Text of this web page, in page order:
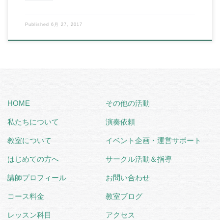
Published 6月 27, 2017
HOME
私たちについて
教室について
はじめての方へ
講師プロフィール
コース料金
レッスン科目
その他の活動
演奏依頼
イベント企画・運営サポート
サークル活動＆指導
お問い合わせ
教室ブログ
アクセス